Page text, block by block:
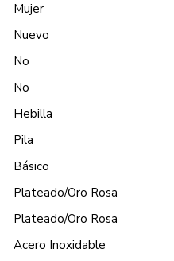
Mujer
Nuevo
No
No
Hebilla
Pila
Básico
Plateado/Oro Rosa
Plateado/Oro Rosa
Acero Inoxidable